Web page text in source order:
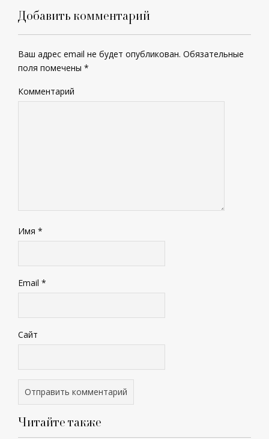
Добавить комментарий
Ваш адрес email не будет опубликован. Обязательные
поля помечены *
Комментарий
Имя *
Email *
Сайт
Читайте также